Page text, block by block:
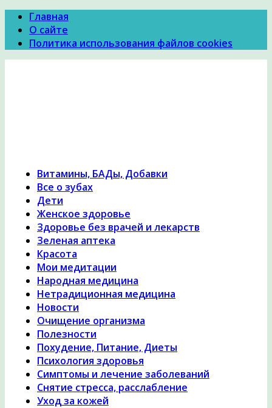
Главная
О сайте
Политика использования файлов cookies
Витамины, БАДы, Добавки
Все о зубах
Дети
Женское здоровье
Здоровье без врачей и лекарств
Зеленая аптека
Красота
Мои медитации
Народная медицина
Нетрадиционная медицина
Новости
Очищение организма
Полезности
Похудение, Питание, Диеты
Психология здоровья
Симптомы и лечение заболеваний
Снятие стресса, расслабление
Уход за кожей